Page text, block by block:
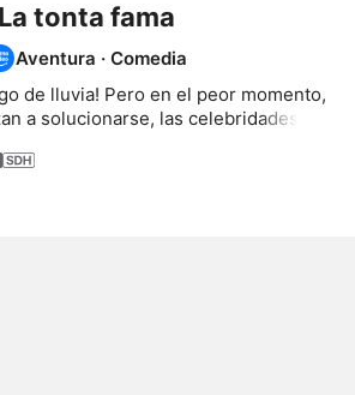
La tonta fama
Aventura · Comedia
de lluvia! Pero en el peor momento,
a solucionarse, las celebridades de
para conseguir una buena
tierras y Holger se enamora